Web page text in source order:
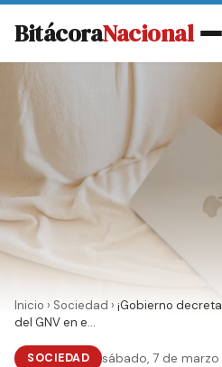
BitácoraNacional
Inicio › Sociedad › ¡Gobierno
del GNV en e...
SOCIEDAD sábado, 7 de